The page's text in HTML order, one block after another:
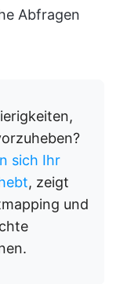
Abfragen
sich Ihr
, zeigt
und